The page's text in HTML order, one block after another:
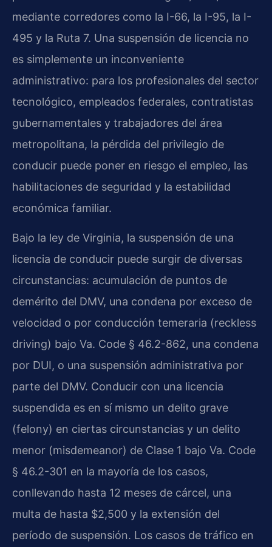
mediante corredores como la I-66, la I-95, la I-
495 y la Ruta 7. Una suspensión de licencia no
es simplemente un inconveniente
administrativo: para los profesionales del sector
tecnológico, empleados federales, contratistas
gubernamentales y trabajadores del área
metropolitana, la pérdida del privilegio de
conducir puede poner en riesgo el empleo, las
habilitaciones de seguridad y la estabilidad
económica familiar.
Bajo la ley de Virginia, la suspensión de una
licencia de conducir puede surgir de diversas
circunstancias: acumulación de puntos de
demérito del DMV, una condena por exceso de
velocidad o por conducción temeraria (reckless
driving) bajo Va. Code § 46.2-862, una condena
por DUI, o una suspensión administrativa por
parte del DMV. Conducir con una licencia
suspendida es en sí mismo un delito grave
(felony) en ciertas circunstancias y un delito
menor (misdemeanor) de Clase 1 bajo Va. Code
§ 46.2-301 en la mayoría de los casos,
conllevando hasta 12 meses de cárcel, una
multa de hasta $2,500 y la extensión del
período de suspensión. Los casos de tráfico en